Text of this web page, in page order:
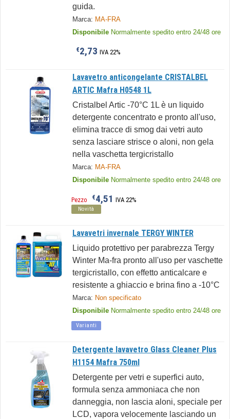
guida.
Marca: MA-FRA
Disponibile Normalmente spedito entro 24/48 ore
€2,73 IVA 22%
Lavavetro anticongelante CRISTALBEL
ARTIC Mafra H0548 1L
Cristalbel Artic -70°C 1L è un liquido
detergente concentrato e pronto all'uso,
elimina tracce di smog dai vetri auto
senza lasciare strisce o aloni, non gela
nella vaschetta tergicristallo
Marca: MA-FRA
Disponibile Normalmente spedito entro 24/48 ore
Pezzo €4,51 IVA 22%
Novità
Lavavetri invernale TERGY WINTER
Liquido protettivo per parabrezza Tergy
Winter Ma-fra pronto all'uso per vaschette
tergicristallo, con effetto anticalcare e
resistente a ghiaccio e brina fino a -10°C
Marca: Non specificato
Disponibile Normalmente spedito entro 24/48 ore
Varianti
Detergente lavavetro Glass Cleaner Plus
H1154 Mafra 750ml
Detergente per vetri e superfici auto,
formula senza ammoniaca che non
danneggia, non lascia aloni, speciale per
LCD, vapora velocemente lasciando un